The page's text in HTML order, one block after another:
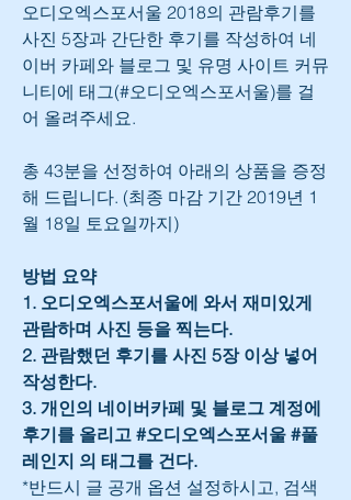
​오디오엑스포서울 2018의 관람후기를
사진 5장과 간단한 후기를 작성하여 네
이버 카페와 블로그 및 유명 사이트 커뮤
니티에 태그(#오디오엑스포서울)를 걸
어 올려주세요.
총 43분을 선정하여 아래의 상품을 증정
해 드립니다. (최종 마감 기간 2019년 1
월 18일 토요일까지)
방법 요약
1. 오디오엑스포서울에 와서 재미있게
관람하며 사진 등을 찍는다.
2. 관람했던 후기를 사진 5장 이상 넣어
작성한다.
3. 개인의 네이버카페 및 블로그 계정에
후기를 올리고 #오디오엑스포서울 #풀
레인지 의 태그를 건다.
*반드시 글 공개 옵션 설정하시고, 검색